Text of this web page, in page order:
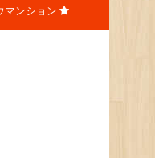
マンション